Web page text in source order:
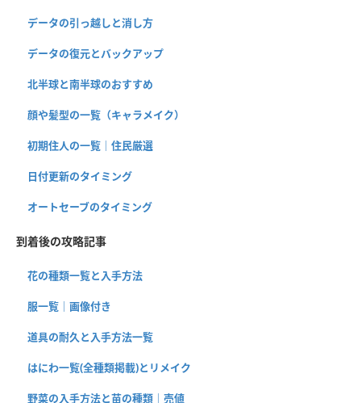
データの引っ越しと消し方
データの復元とバックアップ
北半球と南半球のおすすめ
顔や髪型の一覧（キャラメイク）
初期住人の一覧｜住民厳選
日付更新のタイミング
オートセーブのタイミング
到着後の攻略記事
花の種類一覧と入手方法
服一覧｜画像付き
道具の耐久と入手方法一覧
はにわ一覧(全種類掲載)とリメイク
野菜の入手方法と苗の種類｜売値